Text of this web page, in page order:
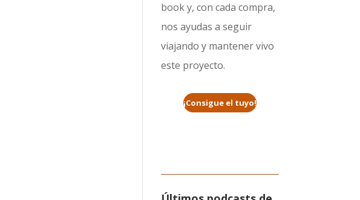
book y, con cada compra,
nos ayudas a seguir
viajando y mantener vivo
este proyecto.
¡Consigue el tuyo!